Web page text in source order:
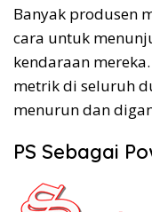
Banyak produsen
cara untuk
kendaraan
metrik di seluruh
menurun dan
PS Sebagai